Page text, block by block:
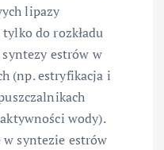
lipazy
do rozkładu
syntezy estrów w
(np. estryfikacja i
wody).
syntezie estrów